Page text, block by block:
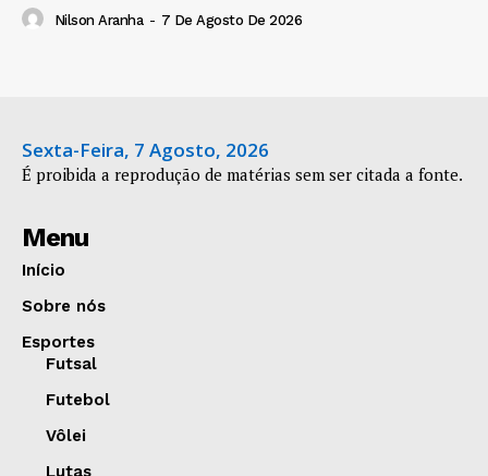
Nilson Aranha - 7 De Agosto De 2026
Sexta-Feira, 7 Agosto, 2026
É proibida a reprodução de matérias sem ser citada a fonte.
Menu
Início
Sobre nós
Esportes
Futsal
Futebol
Vôlei
Lutas